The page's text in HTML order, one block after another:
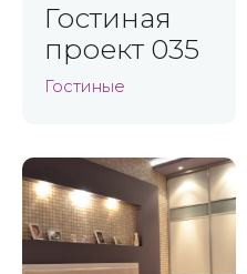
Гостиная
проект 035
Гостиные